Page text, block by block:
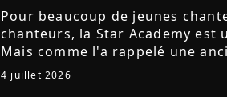
Pour beaucoup de jeunes
chanteurs, la Star Academy est
Mais comme l'a rappelé une
gagnante, l'émission de TF1
toujours simple à vivre.
4 juillet 2026